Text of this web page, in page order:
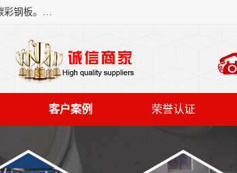
上海轩本实业有限公司主营产品：宝钢彩钢板、宝钢彩钢卷、宝钢彩涂板、宝钢彩涂卷、宝钢高耐候彩钢板，宝钢氟碳彩钢板。是一家集钢铁贸易，物流、加工为一体的产业全配套公司。
客户案例 荣誉认证